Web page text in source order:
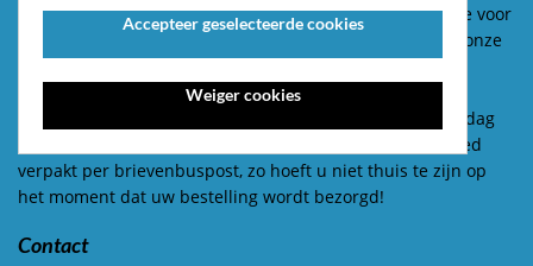
assortiment met de hoogste kwaliteit en de beste service voor
een scherpe prijs. Alle hoesjes van Best Cases® zijn uit onze
eigen productielijn!
Bestellingen voor 17:00 worden op werkdagen dezelfde dag
verzonden. We versturen bestellingen waar mogelijk goed
verpakt per brievenbuspost, zo hoeft u niet thuis te zijn op
het moment dat uw bestelling wordt bezorgd!
Contact
Accepteer geselecteerde cookies
Weiger cookies